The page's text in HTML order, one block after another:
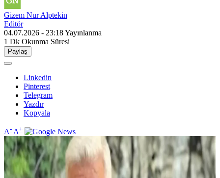
Gizem Nur Alptekin
Editör
04.07.2026 - 23:18Yayınlanma
1 Dk Okunma Süresi
Paylaş
Linkedin
Pinterest
Telegram
Yazdır
Kopyala
A- A+